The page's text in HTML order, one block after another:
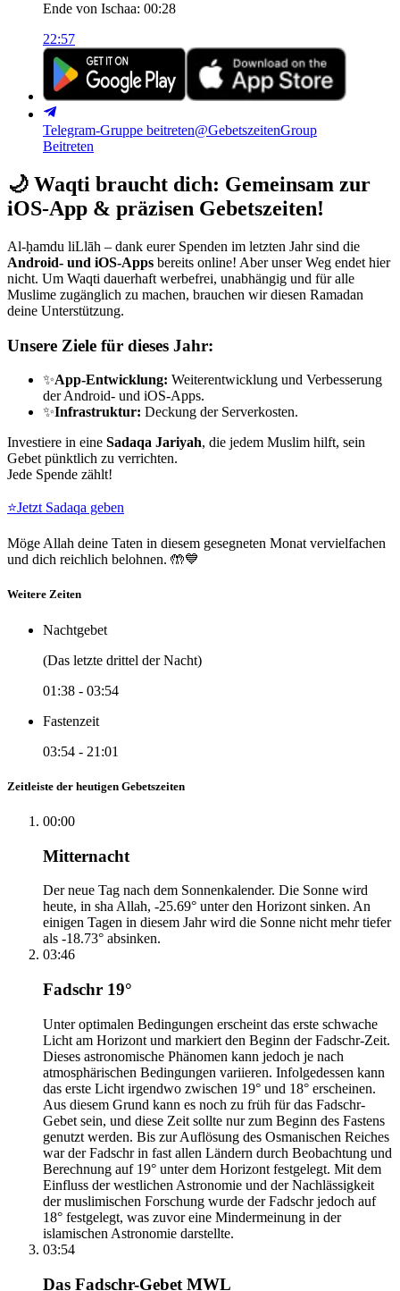
Ende von Ischaa: 00:28
22:57
Telegram-Gruppe beitreten@GebetszeitenGroup
Beitreten
🌙 Waqti braucht dich: Gemeinsam zur
iOS-App & präzisen Gebetszeiten!
Al-ḥamdu liLlāh – dank eurer Spenden im letzten Jahr sind die
Android- und iOS-Apps bereits online! Aber unser Weg endet hier
nicht. Um Waqti dauerhaft werbefrei, unabhängig und für alle
Muslime zugänglich zu machen, brauchen wir diesen Ramadan
deine Unterstützung.
Unsere Ziele für dieses Jahr:
✨App-Entwicklung: Weiterentwicklung und Verbesserung
der Android- und iOS-Apps.
✨Infrastruktur: Deckung der Serverkosten.
Investiere in eine Sadaqa Jariyah, die jedem Muslim hilft, sein
Gebet pünktlich zu verrichten.
Jede Spende zählt!
⭐Jetzt Sadaqa geben
Möge Allah deine Taten in diesem gesegneten Monat vervielfachen
und dich reichlich belohnen. 🤲💙
Weitere Zeiten
Nachtgebet
(Das letzte drittel der Nacht)
01:38 - 03:54
Fastenzeit
03:54 - 21:01
Zeitleiste der heutigen Gebetszeiten
00:00
Mitternacht
Der neue Tag nach dem Sonnenkalender. Die Sonne wird
heute, in sha Allah, -25.69° unter den Horizont sinken. An
einigen Tagen in diesem Jahr wird die Sonne nicht mehr tiefer
als -18.73° absinken.
03:46
Fadschr 19°
Unter optimalen Bedingungen erscheint das erste schwache
Licht am Horizont und markiert den Beginn der Fadschr-Zeit.
Dieses astronomische Phänomen kann jedoch je nach
atmosphärischen Bedingungen variieren. Infolgedessen kann
das erste Licht irgendwo zwischen 19° und 18° erscheinen.
Aus diesem Grund kann es noch zu früh für das Fadschr-
Gebet sein, und diese Zeit sollte nur zum Beginn des Fastens
genutzt werden. Bis zur Auflösung des Osmanischen Reiches
war der Fadschr in fast allen Ländern durch Beobachtung und
Berechnung auf 19° unter dem Horizont festgelegt. Mit dem
Einfluss der westlichen Astronomie und der Nachlässigkeit
der muslimischen Forschung wurde der Fadschr jedoch auf
18° festgelegt, was zuvor eine Mindermeinung in der
islamischen Astronomie darstellte.
03:54
Das Fadschr-Gebet MWL